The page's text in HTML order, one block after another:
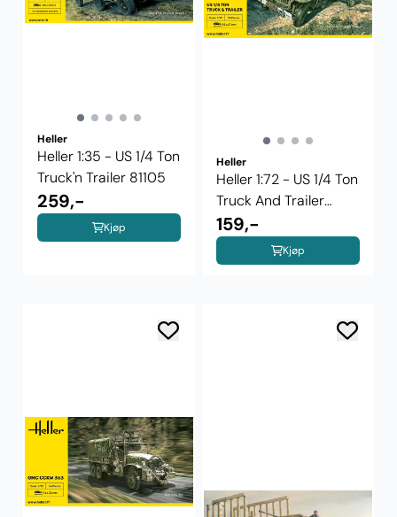
Heller
Heller 1:35 - US 1/4 Ton
Truck'n Trailer 81105
259,-
Kjøp
Heller
Heller 1:72 - US 1/4 Ton
Truck And Trailer
79997
159,-
Kjøp